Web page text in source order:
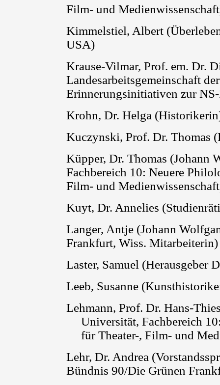
Film- und
Kimmelstiel, Albert
USA)
Krause-Vilmar, Prof. em. Dr.
Landesarbeitsgemeinschaft
Erinnerungsinitiativen zur
Krohn, Dr. Helga
Kuczynski, Prof. Dr. Thomas
Küpper, Dr. Thomas (Johann
Fachbereich 10: Neuere
Film- und
Kuyt, Dr. Annelies
Langer, Antje (Johann
Frankfurt, Wiss. Mitarbeiterin)
Laster, Samuel (Herausgeber
Leeb, Susanne
Lehmann, Prof. Dr. Hans-
Universität, Fachbereich
für Theater-, Film- und
Lehr, Dr. Andrea
Bündnis 90/Die Grünen